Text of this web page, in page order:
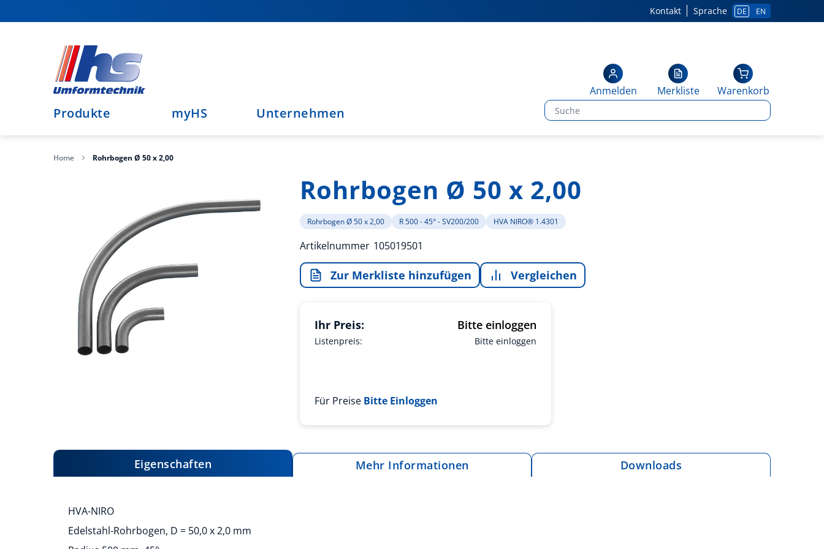
zum
Sprache DE EN
Kontakt
Produkte myHS Unternehmen
Warenkorb
Merkliste
Anmelden
Home Rohrbogen Ø 50 x 2,00
Bildergalerie
Rohrbogen Ø 50 x 2,00
Rohrbogen Ø 50 x 2,00 R 500 - 45° - SV200/200 HVA NIRO® 1.4301
Artikelnummer 105019501
Zur Merkliste hinzufügen Vergleichen
Listenpreis: Bitte einloggen
Ihr Preis: Bitte einloggen
Für Preise Bitte Einloggen
Eigenschaften
HVA-NIRO
Edelstahl-Rohrbogen, D = 50,0 x 2,0 mm
Mehr Informationen Downloads